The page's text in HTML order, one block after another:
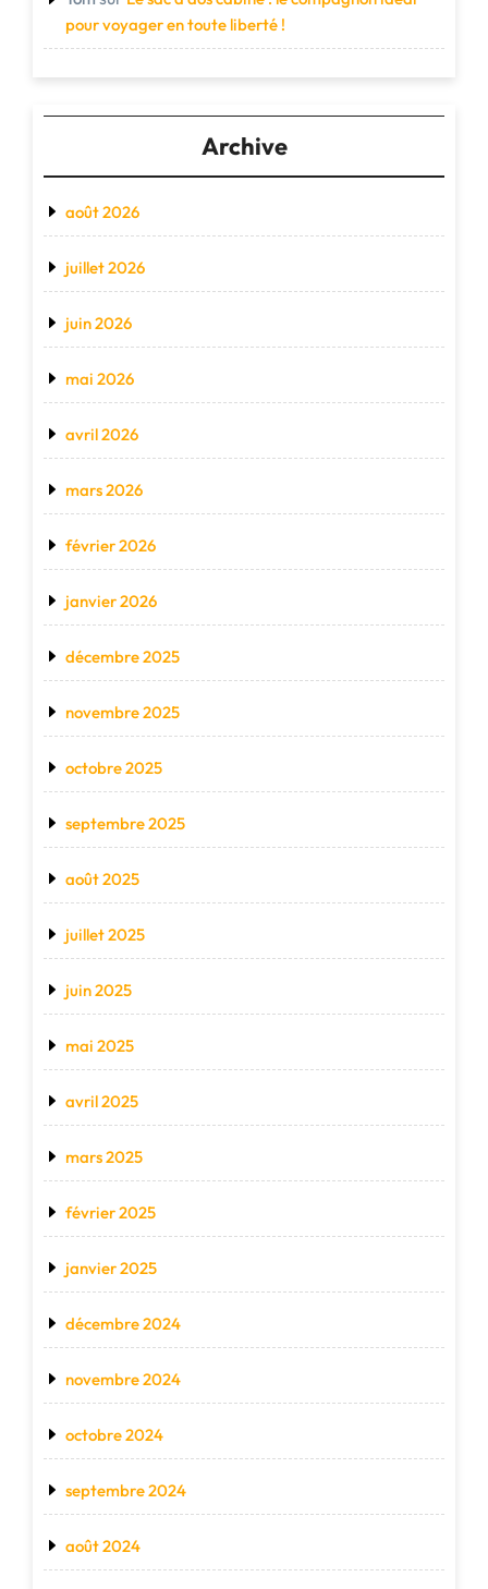
pour voyager en toute liberté !
Archive
août 2026
juillet 2026
juin 2026
mai 2026
avril 2026
mars 2026
février 2026
janvier 2026
décembre 2025
novembre 2025
octobre 2025
septembre 2025
août 2025
juillet 2025
juin 2025
mai 2025
avril 2025
mars 2025
février 2025
janvier 2025
décembre 2024
novembre 2024
octobre 2024
septembre 2024
août 2024